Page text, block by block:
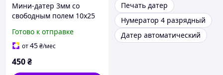
Мини-датер 3мм со
свободным полем 10x25
Готово к отправке
от45₴/мес
450₴
Печать датер
Нумератор 4 разрядный
Датер автоматический